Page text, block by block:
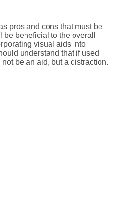
pros and cons that must be
beneficial to the overall
visual aids into
understand that if used
be an aid, but a distraction.